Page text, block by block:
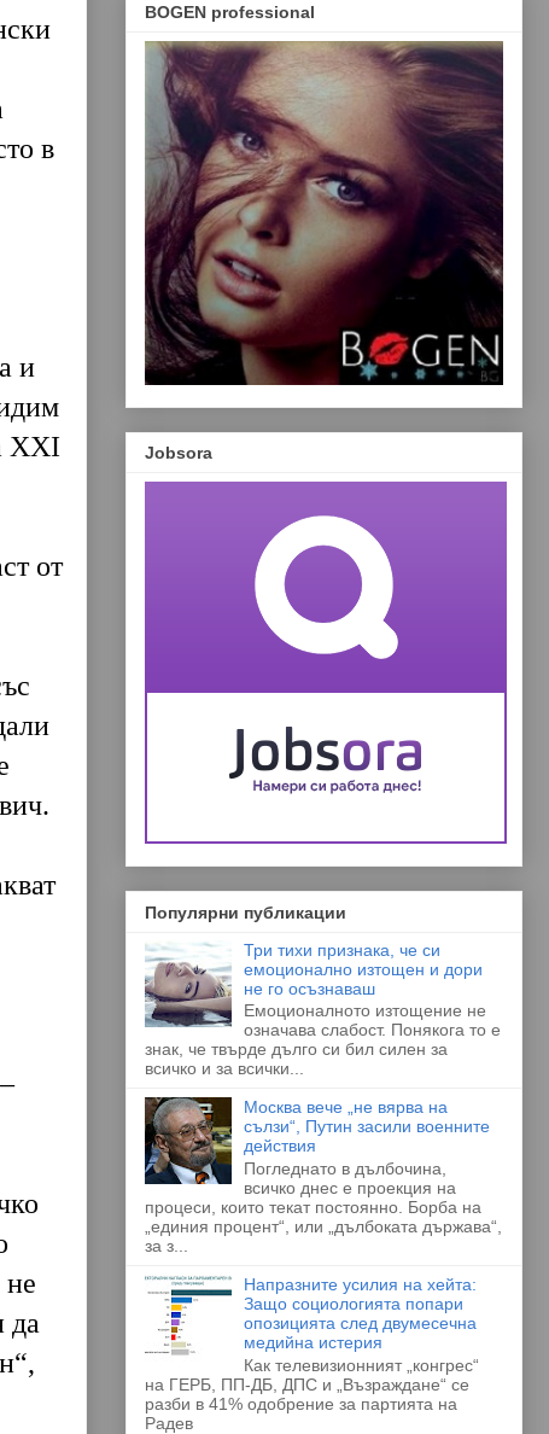
в
и
XXI
от
да
BOGEN professional
Jobsora
Популярни публикации
Три тихи признака, че си
емоционално изтощен и дори
не го осъзнаваш
Емоционалното изтощение не
означава слабост. Понякога то е
знак, че твърде дълго си бил силен за
всичко и за всички...
Москва вече „не вярва на
сълзи“, Путин засили военните
действия
Погледнато в дълбочина,
всичко днес е проекция на
процеси, които текат постоянно. Борба на
„единия процент“, или „дълбоката държава“,
за з...
Напразните усилия на хейта:
Защо социологията попари
опозицията след двумесечна
медийна истерия
Как телевизионният „конгрес“
на ГЕРБ, ПП-ДБ, ДПС и „Възраждане“ се
разби в 41% одобрение за партията на
Радев